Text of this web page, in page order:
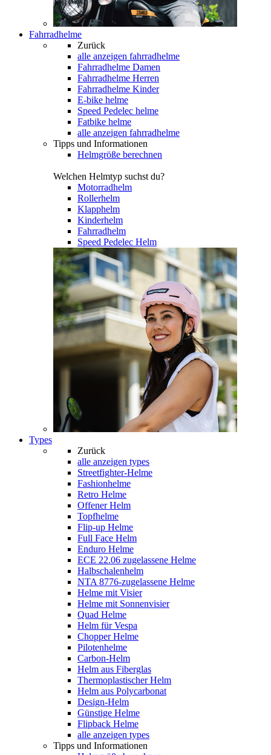
Fahrradhelme
Zurück
alle anzeigen fahrradhelme
Fahrradhelme Damen
Fahrradhelme Herren
Fahrradhelme Kinder
E-bike helme
Speed Pedelec helme
Fatbike helme
alle anzeigen fahrradhelme
Tipps und Informationen
Helmgröße berechnen
Welchen Helmtyp suchst du?
Motorradhelm
Rollerhelm
Klapphelm
Kinderhelm
Fahrradhelm
Speed Pedelec Helm
Types
Zurück
alle anzeigen types
Streetfighter-Helme
Fashionhelme
Retro Helme
Offener Helm
Topfhelme
Flip-up Helme
Full Face Helm
Enduro Helme
ECE 22.06 zugelassene Helme
Halbschalenhelm
NTA 8776-zugelassene Helme
Helme mit Visier
Helme mit Sonnenvisier
Quad Helme
Helm für Vespa
Chopper Helme
Pilotenhelme
Carbon-Helm
Helm aus Fiberglas
Thermoplastischer Helm
Helm aus Polycarbonat
Design-Helm
Günstige Helme
Flipback Helme
alle anzeigen types
Tipps und Informationen